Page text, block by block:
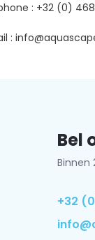
: +32 (0)
:
Bel
Binnen
+32